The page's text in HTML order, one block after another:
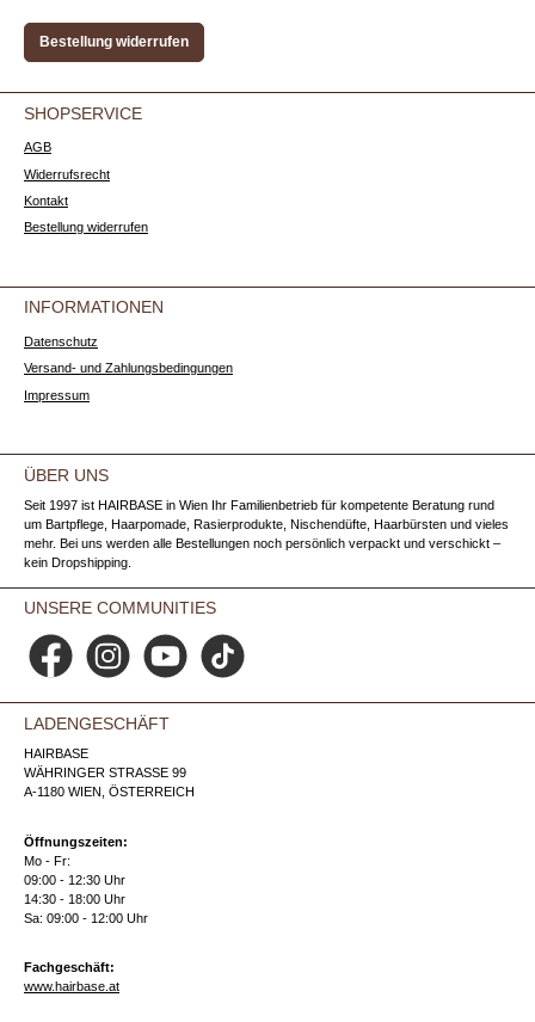
Bestellung widerrufen
SHOPSERVICE
AGB
Widerrufsrecht
Kontakt
Bestellung widerrufen
INFORMATIONEN
Datenschutz
Versand- und Zahlungsbedingungen
Impressum
ÜBER UNS
Seit 1997 ist HAIRBASE in Wien Ihr Familienbetrieb für kompetente Beratung rund
um Bartpflege, Haarpomade, Rasierprodukte, Nischendüfte, Haarbürsten und vieles
mehr. Bei uns werden alle Bestellungen noch persönlich verpackt und verschickt –
kein Dropshipping.
UNSERE COMMUNITIES
Facebook Instagram YouTube TikTok
LADENGESCHÄFT
HAIRBASE
WÄHRINGER STRASSE 99
A-1180 WIEN, ÖSTERREICH
Öffnungszeiten:
Mo - Fr:
09:00 - 12:30 Uhr
14:30 - 18:00 Uhr
Sa: 09:00 - 12:00 Uhr
Fachgeschäft:
www.hairbase.at